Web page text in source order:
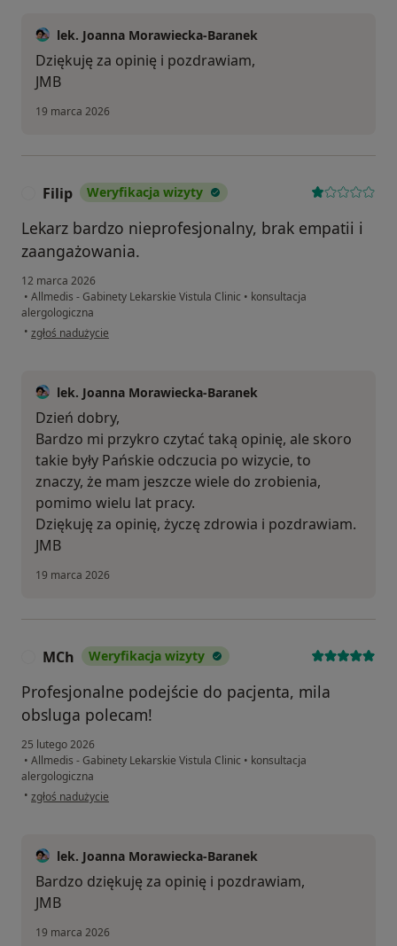
lek. Joanna Morawiecka-Baranek
Dziękuję za opinię i pozdrawiam,
JMB
19 marca 2026
Filip Weryfikacja wizyty
Lekarz bardzo nieprofesjonalny, brak empatii i
zaangażowania.
12 marca 2026
• Allmedis - Gabinety Lekarskie Vistula Clinic • konsultacja
alergologiczna
• w opinii użytkownika Filip
zgłoś nadużycie
lek. Joanna Morawiecka-Baranek
Dzień dobry,
Bardzo mi przykro czytać taką opinię, ale skoro
takie były Pańskie odczucia po wizycie, to
znaczy, że mam jeszcze wiele do zrobienia,
pomimo wielu lat pracy.
Dziękuję za opinię, życzę zdrowia i pozdrawiam.
JMB
19 marca 2026
MCh Weryfikacja wizyty
Profesjonalne podejście do pacjenta, mila
obsluga polecam!
25 lutego 2026
• Allmedis - Gabinety Lekarskie Vistula Clinic • konsultacja
alergologiczna
• w opinii użytkownika MCh
zgłoś nadużycie
lek. Joanna Morawiecka-Baranek
Bardzo dziękuję za opinię i pozdrawiam,
JMB
19 marca 2026